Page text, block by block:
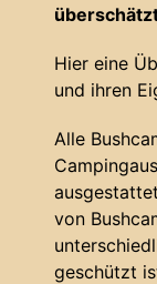
Hier eine
und ihren
Alle
von
geschützt